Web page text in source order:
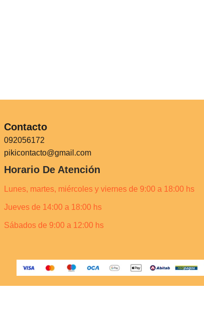
Contacto
092056172
pikicontacto@gmail.com
Horario De Atención
Lunes, martes, miércoles y viernes de 9:00 a 18:00 hs
Jueves de 14:00 a 18:00 hs
Sábados de 9:00 a 12:00 hs